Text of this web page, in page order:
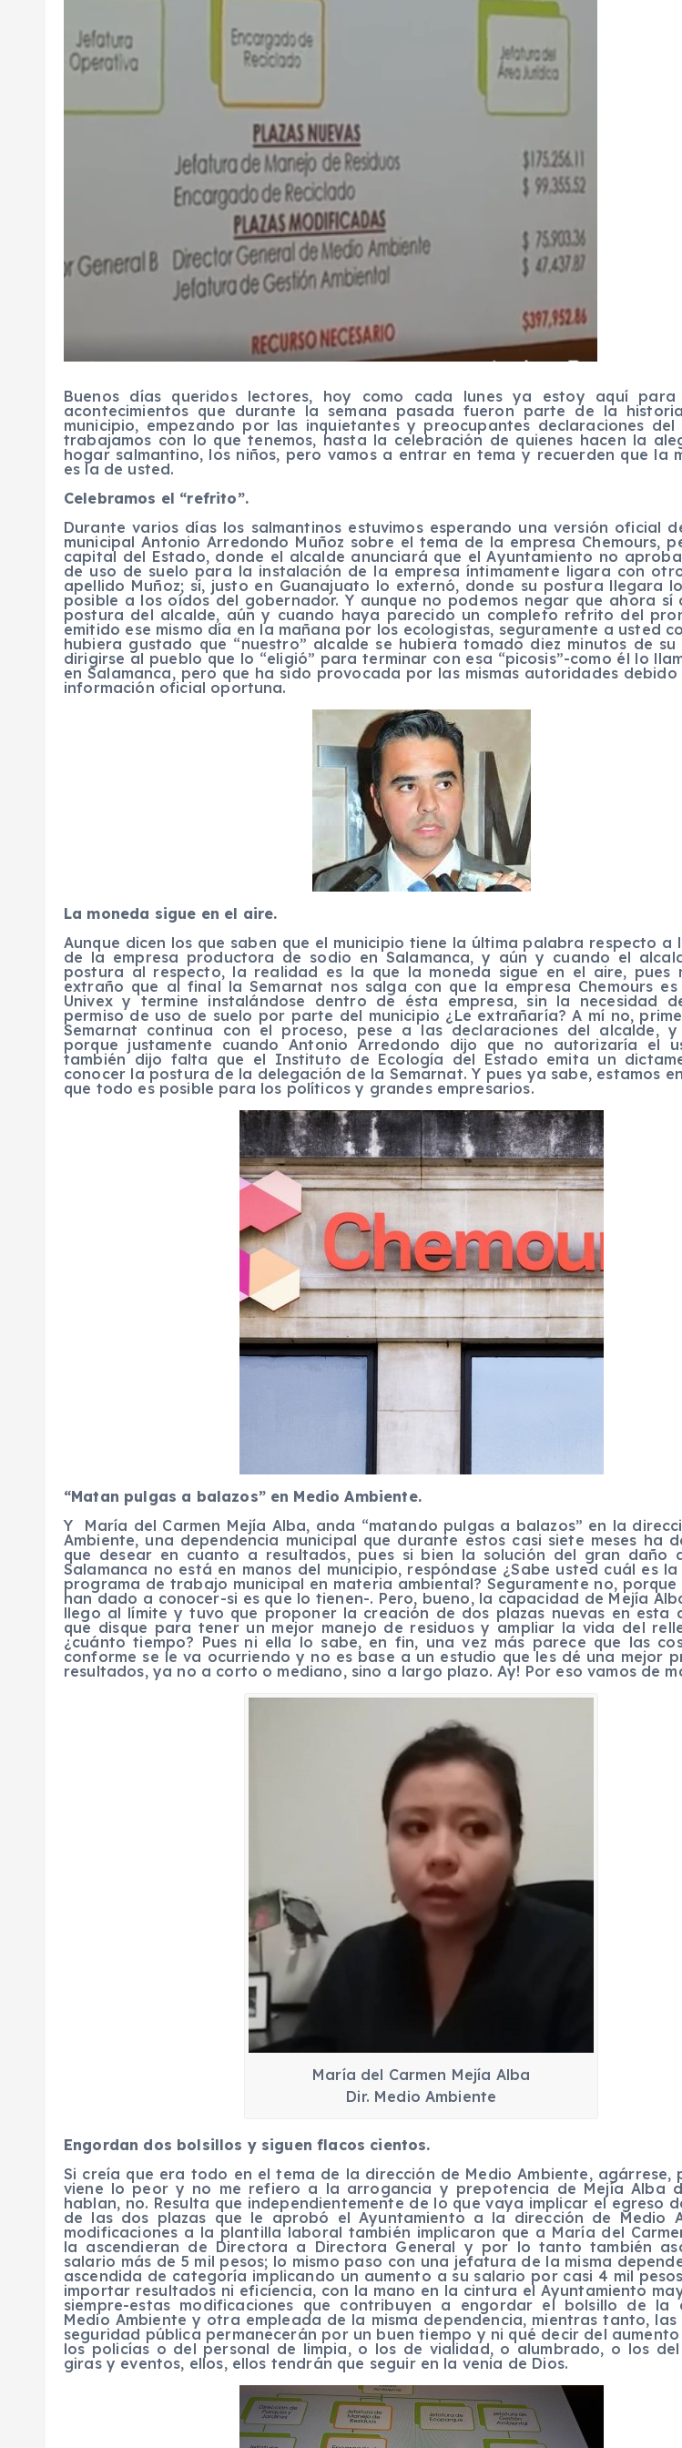
Buenos días queridos lectores, hoy como cada lunes ya estoy aquí para
acontecimientos que durante la semana pasada fueron parte de la
municipio, empezando por las inquietantes y preocupantes declaraciones
trabajamos con lo que tenemos, hasta la celebración de quienes hacen la
hogar salmantino, los niños, pero vamos a entrar en tema y recuerden que la
es la de usted.
Celebramos el “refrito”.
Durante varios días los salmantinos estuvimos esperando una versión oficial
municipal Antonio Arredondo Muñoz sobre el tema de la empresa Chemours,
capital del Estado, donde el alcalde anunciará que el Ayuntamiento no
de uso de suelo para la instalación de la empresa íntimamente ligara con
apellido Muñoz; sí, justo en Guanajuato lo externó, donde su postura llegara
posible a los oídos del gobernador. Y aunque no podemos negar que ahora sí
postura del alcalde, aún y cuando haya parecido un completo refrito del
emitido ese mismo día en la mañana por los ecologistas, seguramente a usted
hubiera gustado que “nuestro” alcalde se hubiera tomado diez minutos de
dirigirse al pueblo que lo “eligió” para terminar con esa “picosis”-como él lo
en Salamanca, pero que ha sido provocada por las mismas autoridades
información oficial oportuna.
La moneda sigue en el aire.
Aunque dicen los que saben que el municipio tiene la última palabra respecto a
de la empresa productora de sodio en Salamanca, y aún y cuando el
postura al respecto, la realidad es la que la moneda sigue en el aire, pues
extraño que al final la Semarnat nos salga con que la empresa Chemours
Univex y termine instalándose dentro de ésta empresa, sin la necesidad
permiso de uso de suelo por parte del municipio ¿Le extrañaría? A mí no,
Semarnat continua con el proceso, pese a las declaraciones del alcalde,
porque justamente cuando Antonio Arredondo dijo que no autorizaría el
también dijo falta que el Instituto de Ecología del Estado emita un
conocer la postura de la delegación de la Semarnat. Y pues ya sabe, estamos
que todo es posible para los políticos y grandes empresarios.
“Matan pulgas a balazos” en Medio Ambiente.
Y María del Carmen Mejía Alba, anda “matando pulgas a balazos” en la
Ambiente, una dependencia municipal que durante estos casi siete meses ha
que desear en cuanto a resultados, pues si bien la solución del gran daño
Salamanca no está en manos del municipio, respóndase ¿Sabe usted cuál es
programa de trabajo municipal en materia ambiental? Seguramente no, porque
han dado a conocer-si es que lo tienen-. Pero, bueno, la capacidad de Mejía
llego al límite y tuvo que proponer la creación de dos plazas nuevas en esta
que disque para tener un mejor manejo de residuos y ampliar la vida del
¿cuánto tiempo? Pues ni ella lo sabe, en fin, una vez más parece que las
conforme se le va ocurriendo y no es base a un estudio que les dé una mejor
resultados, ya no a corto o mediano, sino a largo plazo. Ay! Por eso vamos de
María del Carmen Mejía Alba
Dir. Medio Ambiente
Engordan dos bolsillos y siguen flacos cientos.
Si creía que era todo en el tema de la dirección de Medio Ambiente, agárrese,
viene lo peor y no me refiero a la arrogancia y prepotencia de Mejía Alba
hablan, no. Resulta que independientemente de lo que vaya implicar el egreso
de las dos plazas que le aprobó el Ayuntamiento a la dirección de Medio
modificaciones a la plantilla laboral también implicaron que a María del
la ascendieran de Directora a Directora General y por lo tanto también
salario más de 5 mil pesos; lo mismo paso con una jefatura de la misma
ascendida de categoría implicando un aumento a su salario por casi 4 mil pesos
importar resultados ni eficiencia, con la mano en la cintura el Ayuntamiento
siempre-estas modificaciones que contribuyen a engordar el bolsillo de la
Medio Ambiente y otra empleada de la misma dependencia, mientras tanto, las
seguridad pública permanecerán por un buen tiempo y ni qué decir del
los policías o del personal de limpia, o los de vialidad, o alumbrado, o los
giras y eventos, ellos, ellos tendrán que seguir en la venia de Dios.